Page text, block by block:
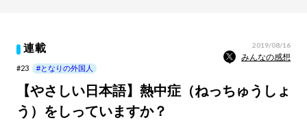
連載 2019/08/16
みんなの感想
#23 #となりの外国人
【やさしい日本語】熱中症（ねっちゅうしょ
う）をしっていますか？